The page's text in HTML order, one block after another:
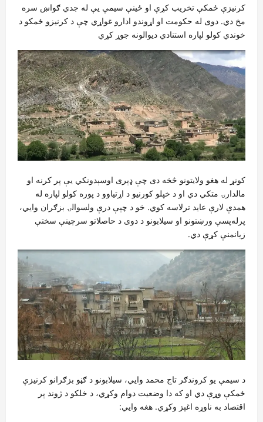
کرنیزې ځمکې تخریب کړې او ځینې سیمې یې له جدي ګواښ سره
مخ دي. دوی له حکومت او اړوندو ادارو غواړي چې د کرنیزو ځمکو د
خوندي کولو لپاره استنادي دیوالونه جوړ کړي
کونړ له هغو ولایتونو څخه دی چې ډېری اوسېدونکي یې پر کرنه او
مالدارۍ متکي دي او د خپلو کورنیو د اړتیاوو د پوره کولو لپاره له
همدې لارې عاید ترلاسه کوي. خو د چپې درې ولسوالۍ بزګران وایي،
پرله‌پسې ورښتونو او سیلابونو د دوی د حاصلاتو سرچینې سختې
زیانمنې کړې دي.
د سیمې یو کروندګر تاج محمد وايي، سیلابونو د ګڼو بزګرانو کرنیزې
ځمکې وړې دي او که دا وضعیت دوام وکړي، د خلکو د ژوند پر
اقتصاد به ناوړه اغېز وکړي. هغه وایي: